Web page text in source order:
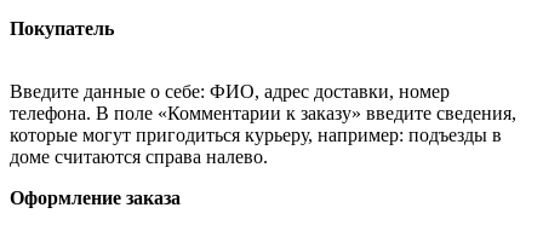
Покупатель
Введите данные о себе: ФИО, адрес доставки, номер
телефона. В поле «Комментарии к заказу» введите сведения,
которые могут пригодиться курьеру, например: подъезды в
доме считаются справа налево.
Оформление заказа